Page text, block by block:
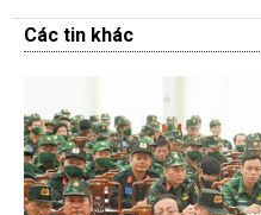
Các tin khác